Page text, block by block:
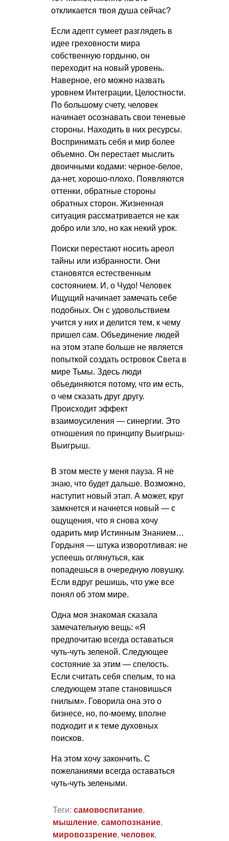
откликается твоя душа сейчас?
Если адепт сумеет разглядеть в
идее греховности мира
собственную гордыню, он
переходит на новый уровень.
Наверное, его можно назвать
уровнем Интеграции, Целостности.
По большому счету, человек
начинает осознавать свои теневые
стороны. Находить в них ресурсы.
Воспринимать себя и мир более
объемно. Он перестает мыслить
двоичными кодами: черное-белое,
да-нет, хорошо-плохо. Появляются
оттенки, обратные стороны
обратных сторон. Жизненная
ситуация рассматривается не как
добро или зло, но как некий урок.
Поиски перестают носить ареол
тайны или избранности. Они
становятся естественным
состоянием. И, о Чудо! Человек
Ищущий начинает замечать себе
подобных. Он с удовольствием
учится у них и делится тем, к чему
пришел сам. Объединение людей
на этом этапе больше не является
попыткой создать островок Света в
мире Тьмы. Здесь люди
объединяются потому, что им есть,
о чем сказать друг другу.
Происходит эффект
взаимоусиления — синергии. Это
отношения по принципу Выигрыш-
Выигрыш.
В этом месте у меня пауза. Я не
знаю, что будет дальше. Возможно,
наступит новый этап. А может, круг
замкнется и начнется новый — с
ощущения, что я снова хочу
одарить мир Истинным Знанием…
Гордыня — штука изворотливая: не
успеешь оглянуться, как
попадешься в очередную ловушку.
Если вдруг решишь, что уже все
понял об этом мире.
Одна моя знакомая сказала
замечательную вещь: «Я
предпочитаю всегда оставаться
чуть-чуть зеленой. Следующее
состояние за этим — спелость.
Если считать себя спелым, то на
следующем этапе становишься
гнилым». Говорила она это о
бизнесе, но, по-моему, вполне
подходит и к теме духовных
поисков.
На этом хочу закончить. С
пожеланиями всегда оставаться
чуть-чуть зелеными.
Теги: самовоспитание,
мышление, самопознание,
мировоззрение, человек,